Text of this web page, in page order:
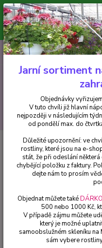
Minimální hodnota pro
V tuto chvíli již hlavní nápor
nejpozději v následujícím
vyřizujeme v
+420 602 223 614
Drobné ovoce Kiwi Issai
Kiwi Issai -
Jarní sortiment
Objednávky
V tuto chvíli již hlavní
nejpozději v následujícím
od pondělí max. do
Důležité upozornění: ve
rostliny, které jsou na e-
stát, že při odeslání
chybějící položku z faktury.
dejte nám to prosím
Objednat můžete také
500 nebo 1000 Kč,
V případě zájmu můžete
který je možné
samoobslužném skleníku
sám vybere